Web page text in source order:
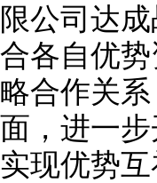
限公司达
合各自优
略合作关
面，进一
实现优势